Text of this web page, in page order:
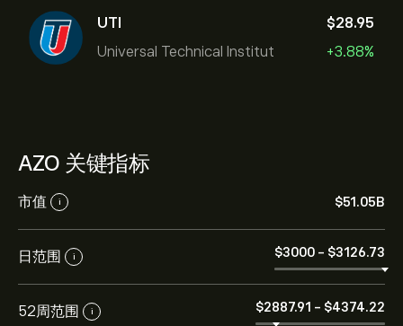
UTI
Universal Technical Institut
‎$‎28.95
+3.88%
AZO 关键指标
市值 i ‎$‎51.05B
日范围 i ‎$‎3000 - ‎$‎3126.73
52周范围 i ‎$‎2887.91 - ‎$‎4374.22